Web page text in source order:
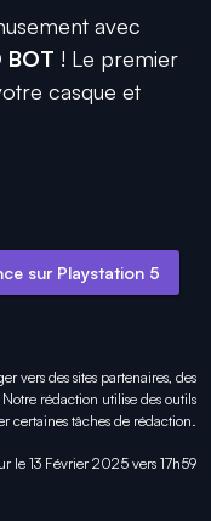
avec
BOT ! Le premier
casque et
sur Playstation 5
vers des sites partenaires, des
rédaction utilise des outils
certaines tâches de rédaction.
le 13 Février 2025 vers 17h59